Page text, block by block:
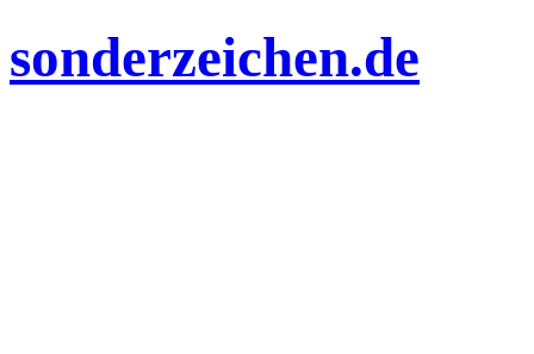
sonderzeichen.de